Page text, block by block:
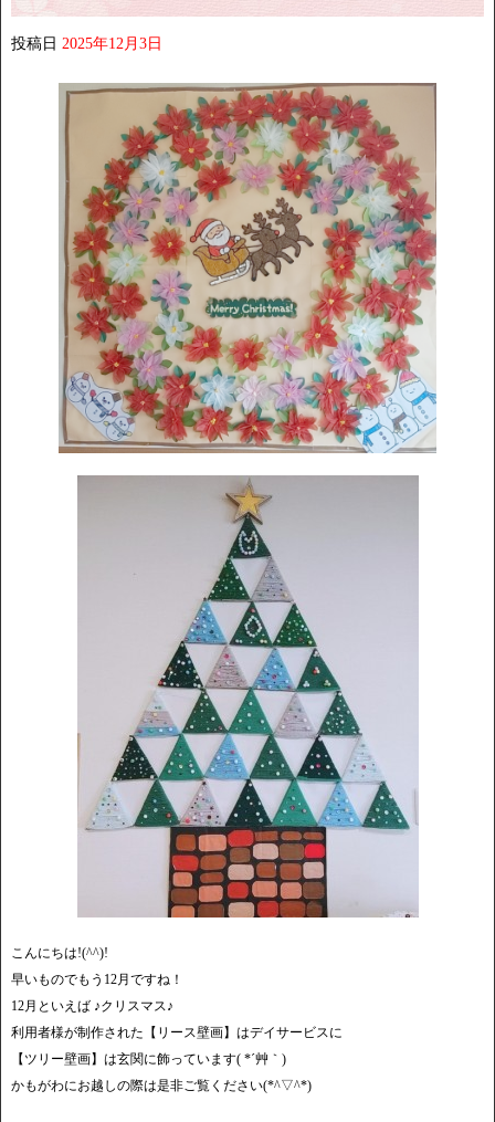
投稿日 2025年12月3日
こんにちは!(^^)!
早いものでもう12月ですね！
12月といえば ♪クリスマス♪
利用者様が制作された【リース壁画】はデイサービスに
【ツリー壁画】は玄関に飾っています( *´艸｀)
かもがわにお越しの際は是非ご覧ください(*^▽^*)